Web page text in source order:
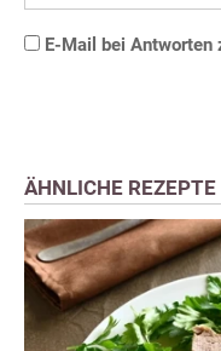
E-Mail bei
ÄHNLICHE REZEPTE